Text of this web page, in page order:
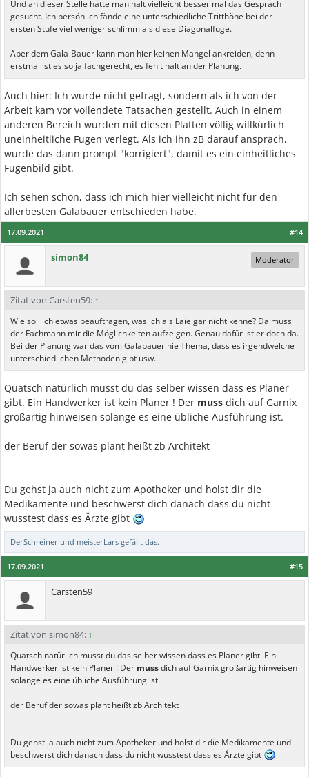
Und an dieser Stelle hätte man halt vielleicht besser mal das Gespräch
gesucht. Ich persönlich fände eine unterschiedliche Tritthöhe bei der
ersten Stufe viel weniger schlimm als diese Diagonalfuge.
Aber dem Gala-Bauer kann man hier keinen Mangel ankreiden, denn
erstmal ist es so ja fachgerecht, es fehlt halt an der Planung.
Auch hier: Ich wurde nicht gefragt, sondern als ich von der
Arbeit kam vor vollendete Tatsachen gestellt. Auch in einem
anderen Bereich wurden mit diesen Platten völlig willkürlich
uneinheitliche Fugen verlegt. Als ich ihn zB darauf ansprach,
wurde das dann prompt "korrigiert", damit es ein einheitliches
Fugenbild gibt.
Ich sehen schon, dass ich mich hier vielleicht nicht für den
allerbesten Galabauer entschieden habe.
#14
17.09.2021
simon84 Moderator
Zitat von Carsten59: ↑
Wie soll ich etwas beauftragen, was ich als Laie gar nicht kenne? Da muss
der Fachmann mir die Möglichkeiten aufzeigen. Genau dafür ist er doch da.
Bei der Planung war das vom Galabauer nie Thema, dass es irgendwelche
unterschiedlichen Methoden gibt usw.
Quatsch natürlich musst du das selber wissen dass es Planer
gibt. Ein Handwerker ist kein Planer ! Der muss dich auf Garnix
großartig hinweisen solange es eine übliche Ausführung ist.
der Beruf der sowas plant heißt zb Architekt
Du gehst ja auch nicht zum Apotheker und holst dir die
Medikamente und beschwerst dich danach dass du nicht
wusstest dass es Ärzte gibt
DerSchreiner und meisterLars gefällt das.
#15
17.09.2021
Carsten59
Zitat von simon84: ↑
Quatsch natürlich musst du das selber wissen dass es Planer gibt. Ein
Handwerker ist kein Planer ! Der mussdich auf Garnix großartig hinweisen
solange es eine übliche Ausführung ist.
der Beruf der sowas plant heißt zb Architekt
Du gehst ja auch nicht zum Apotheker und holst dir die Medikamente und
beschwerst dich danach dass du nicht wusstest dass es Ärzte gibt